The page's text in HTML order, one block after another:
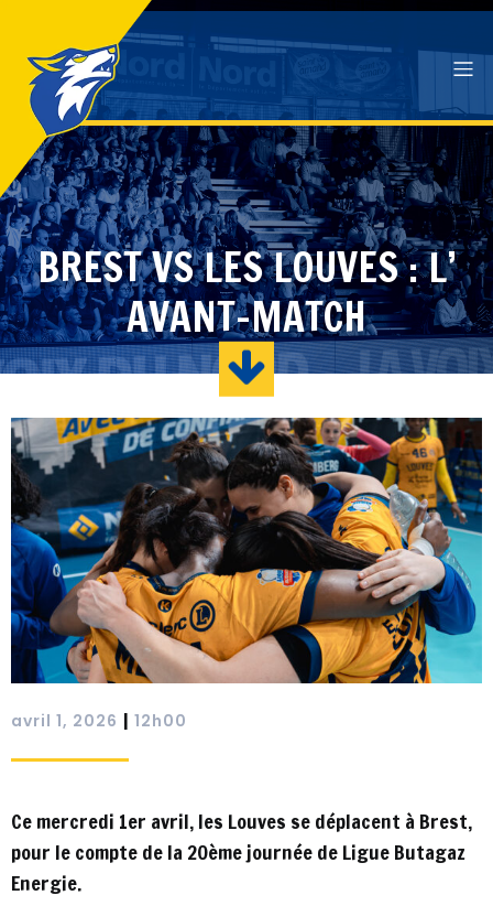
BREST VS LES LOUVES : L’
AVANT-MATCH
avril 1, 2026 | 12h00
Ce mercredi 1er avril, les Louves se déplacent à Brest,
pour le compte de la 20ème journée de Ligue Butagaz
Energie.